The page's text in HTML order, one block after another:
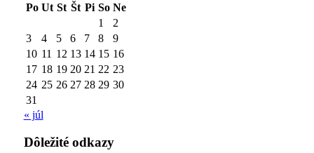
Po Ut St Št Pi So Ne
1
2
3
4 5 6 7 8
9
10 11 12 13 14 15 16
17 18 19 20 21 22 23
24 25 26 27 28 29 30
31
« júl
Dôležité odkazy